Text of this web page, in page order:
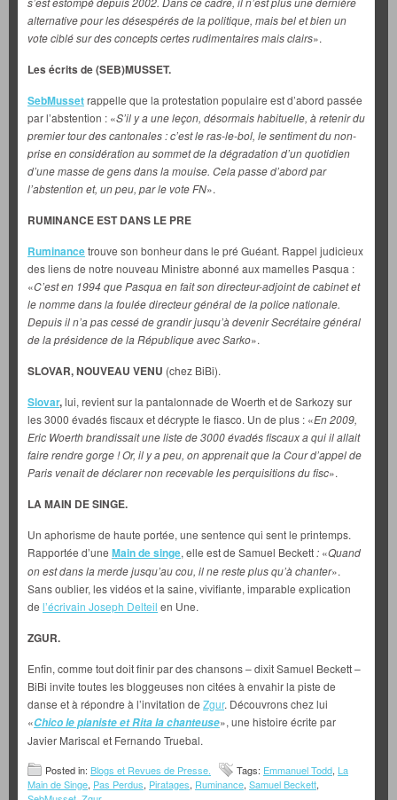
alternative pour les désespérés de la politique, mais bel et bien un
vote ciblé sur des concepts certes rudimentaires mais clairs».
Les écrits de (SEB)MUSSET.
SebMussetrappelle que la protestation populaire est d’abord passée
par l’abstention : «S’il y a une leçon, désormais habituelle, à retenir du
premier tour des cantonales : c’est le ras-le-bol, le sentiment du non-
prise en considération au sommet de la dégradation d’un quotidien
d’une masse de gens dans la mouise. Cela passe d’abord par
l’abstention et, un peu, par le vote FN».
RUMINANCE EST DANS LE PRE
Ruminancetrouve son bonheur dans le pré Guéant. Rappel judicieux
des liens de notre nouveau Ministre abonné aux mamelles Pasqua :
«C’est en 1994 que Pasqua en fait son directeur-adjoint de cabinet et
le nomme dans la foulée directeur général de la police nationale.
Depuis il n’a pas cessé de grandir jusqu’à devenir Secrétaire général
de la présidence de la République avec Sarko».
SLOVAR, NOUVEAU VENU (chez BiBi).
Slovar,lui, revient sur la pantalonnade de Woerth et de Sarkozy sur
les 3000 évadés fiscaux et décrypte le fiasco. Un de plus : «En 2009,
Eric Woerth brandissait une liste de 3000 évadés fiscaux a qui il allait
faire rendre gorge ! Or, il y a peu, on apprenait que la Cour d’appel de
Paris venait de déclarer non recevable les perquisitions du fisc».
LA MAIN DE SINGE.
Un aphorisme de haute portée, une sentence qui sent le printemps.
Rapportée d’une Main de singe, elle est de Samuel Beckett : «Quand
on est dans la merde jusqu’au cou, il ne reste plus qu’à chanter».
Sans oublier, les vidéos et la saine, vivifiante, imparable explication
de l’écrivain Joseph Delteil en Une.
ZGUR.
Enfin, comme tout doit finir par des chansons – dixit Samuel Beckett –
BiBi invite toutes les bloggeuses non citées à envahir la piste de
danse et à répondre à l’invitation de Zgur. Découvrons chez lui
«Chico le pianiste et Rita la chanteuse», une histoire écrite par
Javier Mariscal et Fernando Truebal.
Posted in: Blogs et Revues de Presse. Tags: Emmanuel Todd, La
Main de Singe, Pas Perdus, Piratages, Ruminance, Samuel Beckett,